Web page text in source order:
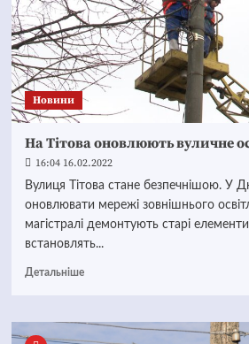
Новини
На Тітова оновлюють вуличне
16:04 16.02.2022
Вулиця Тітова стане безпечнішою. У
оновлювати мережі зовнішнього
магістралі демонтують старі
встановлять...
Детальніше